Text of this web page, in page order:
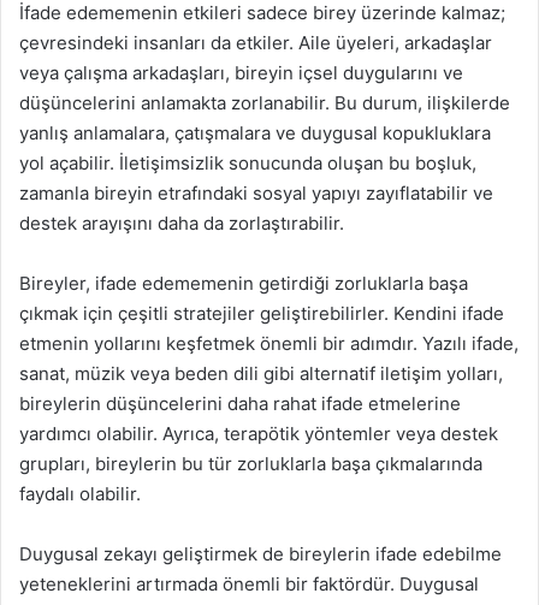
İfade edememenin etkileri sadece birey üzerinde kalmaz;
çevresindeki insanları da etkiler. Aile üyeleri, arkadaşlar
veya çalışma arkadaşları, bireyin içsel duygularını ve
düşüncelerini anlamakta zorlanabilir. Bu durum, ilişkilerde
yanlış anlamalara, çatışmalara ve duygusal kopukluklara
yol açabilir. İletişimsizlik sonucunda oluşan bu boşluk,
zamanla bireyin etrafındaki sosyal yapıyı zayıflatabilir ve
destek arayışını daha da zorlaştırabilir.
Bireyler, ifade edememenin getirdiği zorluklarla başa
çıkmak için çeşitli stratejiler geliştirebilirler. Kendini ifade
etmenin yollarını keşfetmek önemli bir adımdır. Yazılı ifade,
sanat, müzik veya beden dili gibi alternatif iletişim yolları,
bireylerin düşüncelerini daha rahat ifade etmelerine
yardımcı olabilir. Ayrıca, terapötik yöntemler veya destek
grupları, bireylerin bu tür zorluklarla başa çıkmalarında
faydalı olabilir.
Duygusal zekayı geliştirmek de bireylerin ifade edebilme
yeteneklerini artırmada önemli bir faktördür. Duygusal